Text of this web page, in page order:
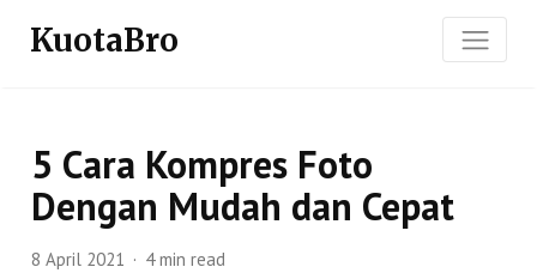
KuotaBro
5 Cara Kompres Foto
Dengan Mudah dan Cepat
8 April 2021 4 min read